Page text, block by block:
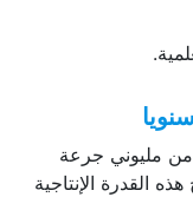
1» حاليا أكثر من مليوني جرعة
القدرة الإنتاجية